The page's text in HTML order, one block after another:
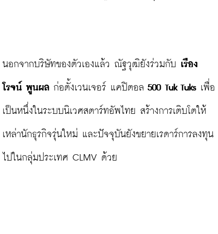
นอกจากบริษัทของตัวเองแล้ว ณัฐวุฒิยังร่วมกับ เรือง
โรจน์ พูนผล ก่อตั้งเวนเจอร์ แคปิตอล 500 Tuk Tuks เพื่อ
เป็นหนึ่งในระบบนิเวศสตาร์ทอัพไทย สร้างการเติบโตให้
เหล่านักธุรกิจรุ่นใหม่ และปัจจุบันยังขยายเรดาร์การลงทุน
ไปในกลุ่มประเทศ CLMV ด้วย